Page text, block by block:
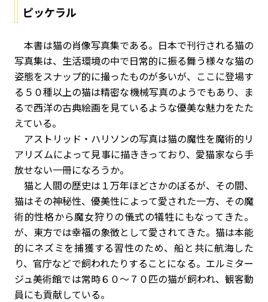
ピッケラル
本書は猫の肖像写真集である。日本で刊行される猫の
写真集は、生活環境の中で日常的に振る舞う様々な猫の
姿態をスナップ的に撮ったものが多いが、ここに登場す
る５０種以上の猫は精密な機械写真のようでもあり、ま
るで西洋の古典絵画を見ているような優美な魅力をたた
えている。
アストリッド・ハリソンの写真は猫の魔性を魔術的リ
アリズムによって見事に描ききっており、愛猫家なら手
放せない一冊になろうか。
猫と人間の歴史は１万年ほどさかのぼるが、その間、
猫はその神秘性、優美性によって愛された一方、その魔
術的性格から魔女狩りの儀式の犠牲にもなってきた。
が、東方では幸福の象徴として愛されてきた。猫は本能
的にネズミを捕獲する習性のため、船と共に航海した
り、官庁などで飼われたりすることになる。エルミター
ジュ美術館では常時６０～７０匹の猫が飼われ、観客動
員にも貢献している。